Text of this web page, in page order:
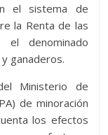
el sistema de
la Renta de las
el denominado
ganaderos.
Ministerio de
de minoración
los efectos